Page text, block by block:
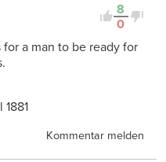
8
0
a man to be ready for
Kommentar melden